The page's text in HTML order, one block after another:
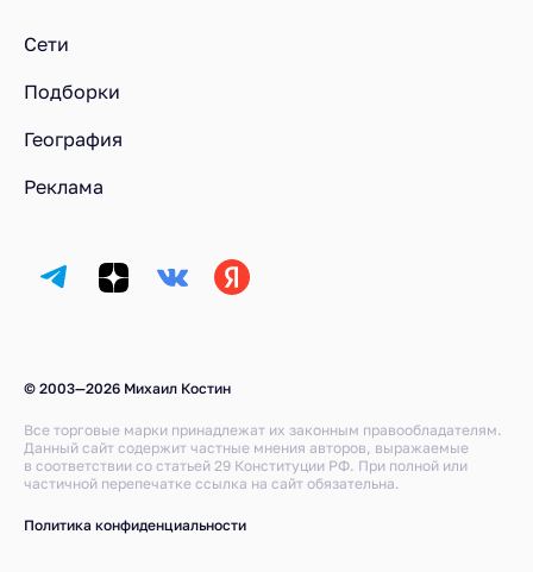
© 2003—2026 Михаил Костин
Все торговые марки принадлежат их законным правообладателям.
Данный сайт содержит частные мнения авторов, выражаемые
в соответствии со статьей 29 Конституции РФ. При полной или
частичной перепечатке ссылка на сайт обязательна.
Политика конфиденциальности
Сети
Подборки
География
Реклама